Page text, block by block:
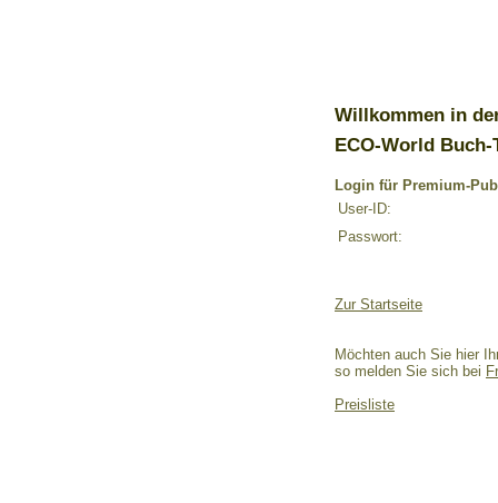
Willkommen in
ECO-World Buch-
Login für Premium-
User-ID:
Passwort:
Zur Startseite
Möchten auch Sie hier
so melden Sie sich bei
Preisliste